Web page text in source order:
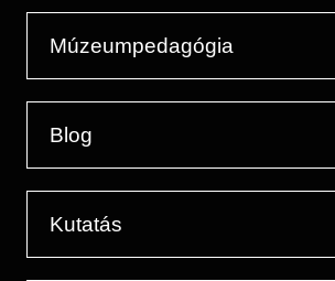
Múzeumpedagógia
Blog
Kutatás